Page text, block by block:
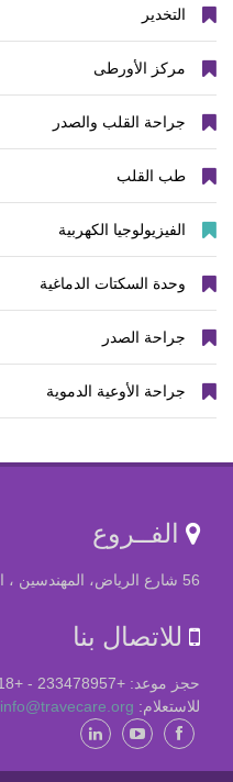
التخدير
مركز الأورطى
جراحة القلب والصدر
طب القلب
الفيزيولوجيا الكهربية
وحدة السكتات الدماغية
جراحة الصدر
جراحة الأوعية الدموية
الفــروع
56 شارع الرياض، المهندسين ، الجيزة
للاتصال بنا
حجز موعد: +233478957 - +201100081418
للاستعلام: info@travecare.org